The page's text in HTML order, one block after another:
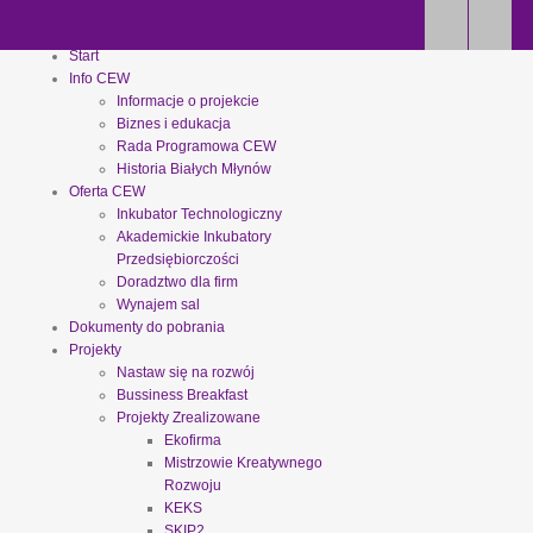
Start
Info CEW
Informacje o projekcie
Biznes i edukacja
Rada Programowa CEW
Historia Białych Młynów
Oferta CEW
Inkubator Technologiczny
Akademickie Inkubatory
Przedsiębiorczości
Doradztwo dla firm
Wynajem sal
Dokumenty do pobrania
Projekty
Nastaw się na rozwój
Bussiness Breakfast
Projekty Zrealizowane
Ekofirma
Mistrzowie Kreatywnego
Rozwoju
KEKS